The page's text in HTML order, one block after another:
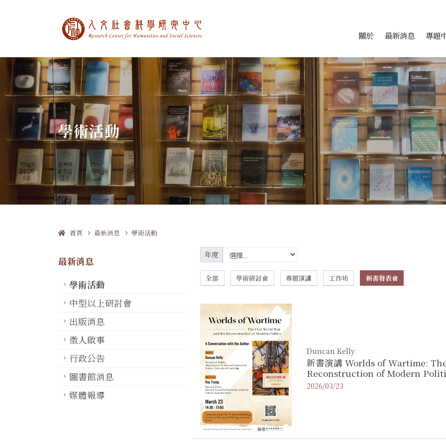
中央研究院人文社會科學研究中心 關於 最新消息 專題
學術活動
首頁 最新消息 學術活動
最新消息
學術活動
中型以上研討會
出版消息
徵人啟事
行政公告
圖書館消息
媒體報導
年度
全部 學術研討會 專題演講 工作坊 新書發表會
Duncan Kelly
新書演講 Worlds of Wartime: The First World War and the
Reconstruction of Modern
2026/03/23